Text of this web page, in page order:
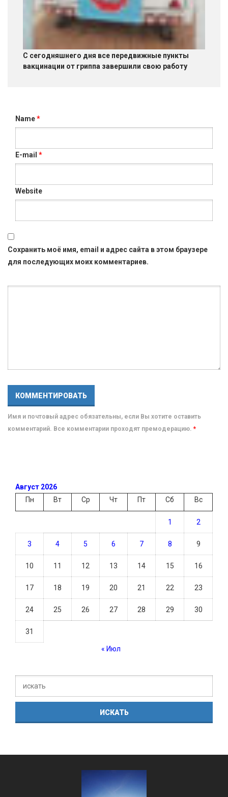
С сегодняшнего дня все передвижные пункты
вакцинации от гриппа завершили свою работу
Name*
E-mail *
Website
Сохранить моё имя, email и адрес сайта в этом браузере
для последующих моих комментариев.
Имя и почтовый адрес обязательны, если Вы хотите оставить
комментарий. Все комментарии проходят премодерацию. *
Август 2026
Пн
Вт Ср Чт Пт Сб Вс
1 2
3 4 5 6 7 8 9
10 11 12 13 14 15 16
17 18 19 20 21 22 23
24 25 26 27 28 29 30
31
« Июл